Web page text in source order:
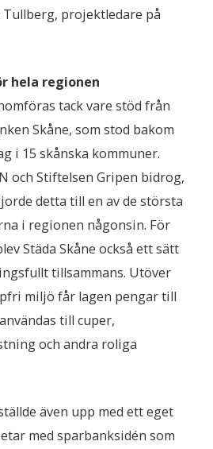
Tullberg, projektledare på
hela regionen
tack vare stöd från
Skåne, som stod bakom
i 15 skånska kommuner.
och Stiftelsen Gripen bidrog,
detta till en av de största
i regionen någonsin. För
Städa Skåne också ett sätt
tillsammans. Utöver
miljö får lagen pengar till
till cuper,
och andra roliga
även upp med ett eget
med sparbanksidén som